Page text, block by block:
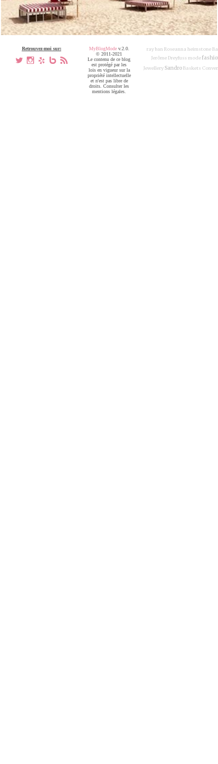
Retrouvez-moi sur:
a x h V ,
ray ban Roseanna heimstone
Jerôme Dreyfuss mode
Jewellery SandroBaskets
MyBlogModev.2.0.
© 2011-2021
Le contenu de ce blog
est protégé par les
lois en vigueur sur la
propriété intellectuelle
et n'est pas libre de
droits. Consulter les
mentions légales.